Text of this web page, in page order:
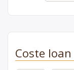
Coste Ioan